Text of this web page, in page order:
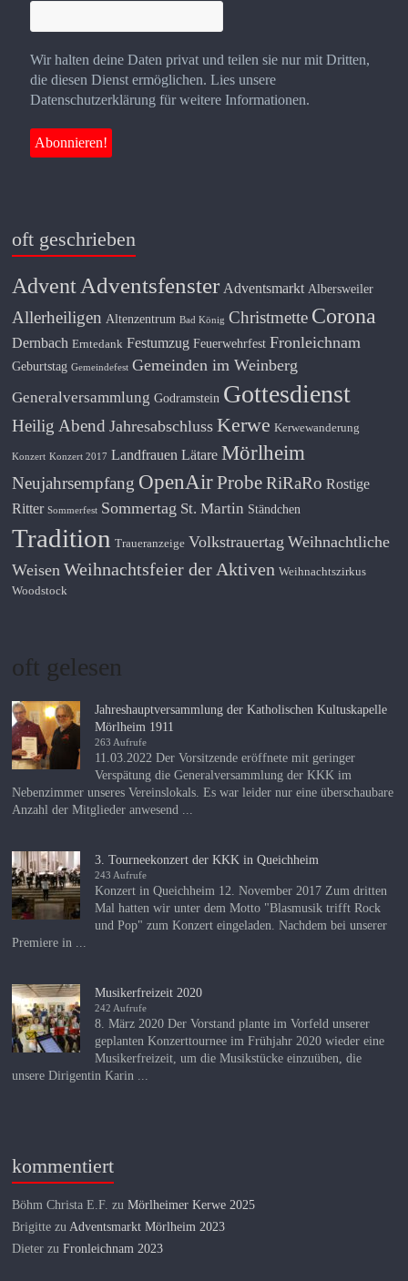
Wir halten deine Daten privat und teilen sie nur mit Dritten,
die diesen Dienst ermöglichen. Lies unsere
Datenschutzerklärung für weitere Informationen.
oft geschrieben
Advent Adventsfenster Adventsmarkt Albersweiler
Allerheiligen Altenzentrum Bad König Christmette Corona
Dernbach Erntedank Festumzug Feuerwehrfest Fronleichnam
Geburtstag Gemeindefest Gemeinden im Weinberg
Generalversammlung Godramstein Gottesdienst
Heilig Abend Jahresabschluss Kerwe Kerwewanderung
Konzert Konzert 2017 Landfrauen Lätare Mörlheim
Neujahrsempfang OpenAirProbe RiRaRo Rostige
Ritter Sommerfest Sommertag St. Martin Ständchen
Tradition Traueranzeige Volkstrauertag Weihnachtliche
Weisen Weihnachtsfeier der Aktiven Weihnachtszirkus
Woodstock
oft gelesen
Jahreshauptversammlung der Katholischen Kultuskapelle
Mörlheim 1911
263 Aufrufe
11.03.2022 Der Vorsitzende eröffnete mit geringer
Verspätung die Generalversammlung der KKK im
Nebenzimmer unseres Vereinslokals. Es war leider nur eine überschaubare
Anzahl der Mitglieder anwesend ...
3. Tourneekonzert der KKK in Queichheim
243 Aufrufe
Konzert in Queichheim 12. November 2017 Zum dritten
Mal hatten wir unter dem Motto "Blasmusik trifft Rock
und Pop" zum Konzert eingeladen. Nachdem bei unserer
Premiere in ...
Musikerfreizeit 2020
242 Aufrufe
8. März 2020 Der Vorstand plante im Vorfeld unserer
geplanten Konzerttournee im Frühjahr 2020 wieder eine
Musikerfreizeit, um die Musikstücke einzuüben, die
unsere Dirigentin Karin ...
kommentiert
Böhm Christa E.F. zuMörlheimer Kerwe 2025
Brigitte zuAdventsmarkt Mörlheim 2023
Dieter zuFronleichnam 2023